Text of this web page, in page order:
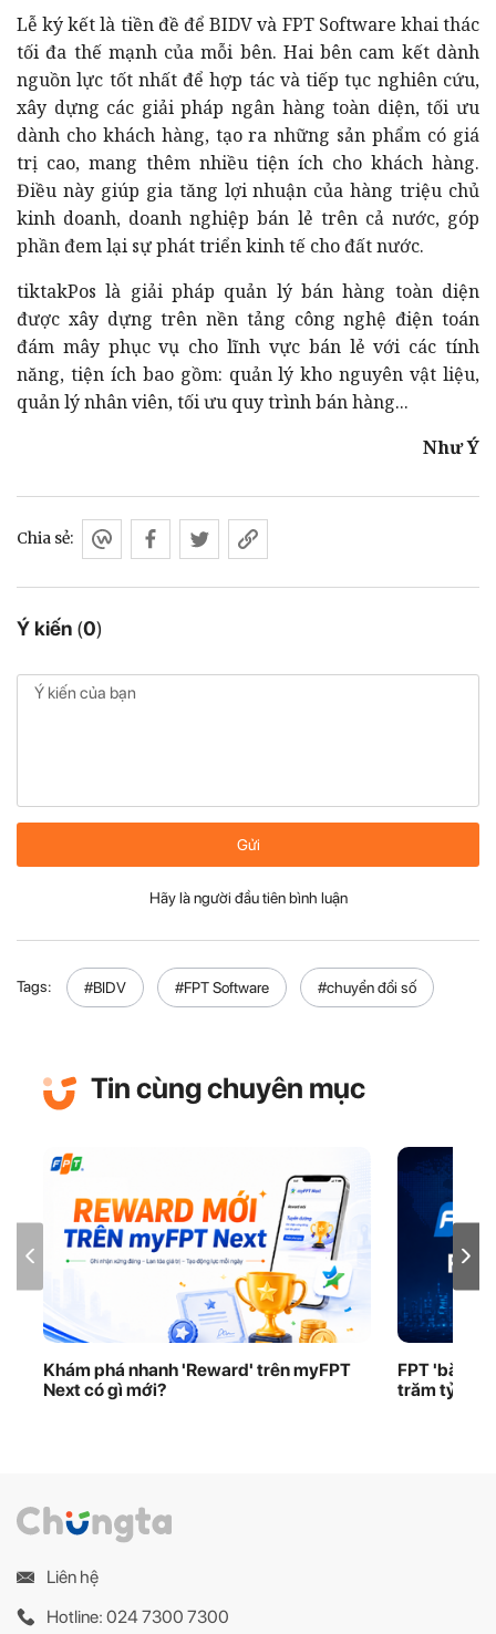
Lễ ký kết là tiền đề để BIDV và FPT Software khai thác
tối đa thế mạnh của mỗi bên. Hai bên cam kết dành
nguồn lực tốt nhất để hợp tác và tiếp tục nghiên cứu,
xây dựng các giải pháp ngân hàng toàn diện, tối ưu
dành cho khách hàng, tạo ra những sản phẩm có giá
trị cao, mang thêm nhiều tiện ích cho khách hàng.
Điều này giúp gia tăng lợi nhuận của hàng triệu chủ
kinh doanh, doanh nghiệp bán lẻ trên cả nước, góp
phần đem lại sự phát triển kinh tế cho đất nước.
tiktakPos là giải pháp quản lý bán hàng toàn diện
được xây dựng trên nền tảng công nghệ điện toán
đám mây phục vụ cho lĩnh vực bán lẻ với các tính
năng, tiện ích bao gồm: quản lý kho nguyên vật liệu,
quản lý nhân viên, tối ưu quy trình bán hàng...
Như Ý
Ý kiến (0)
Chia sẻ:
Gửi
Hãy là người đầu tiên bình luận
Tags: #BIDV #FPT Software #chuyển đổi số
Tin cùng chuyên mục
Khám phá nhanh 'Reward' trên myFPT
Next có gì mới?
FPT 'bắt
trăm tỷ USD
Liên hệ
Hotline: 024 7300 7300